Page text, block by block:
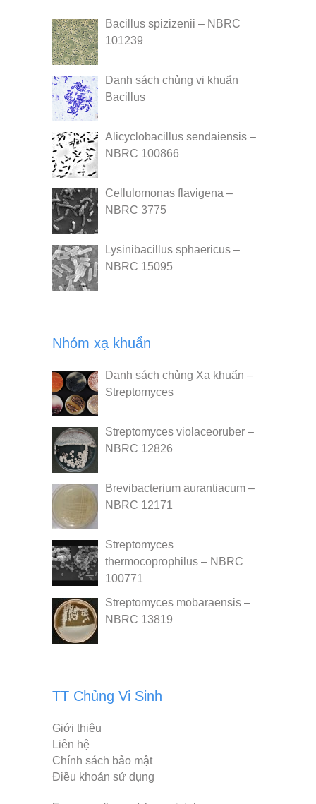
Bacillus spizizenii – NBRC
101239
Danh sách chủng vi khuẩn
Bacillus
Alicyclobacillus sendaiensis –
NBRC 100866
Cellulomonas flavigena –
NBRC 3775
Lysinibacillus sphaericus –
NBRC 15095
Nhóm xạ khuẩn
Danh sách chủng Xạ khuẩn –
Streptomyces
Streptomyces violaceoruber –
NBRC 12826
Brevibacterium aurantiacum –
NBRC 12171
Streptomyces
thermocoprophilus – NBRC
100771
Streptomyces mobaraensis –
NBRC 13819
TT Chủng Vi Sinh
Giới thiệu
Liên hệ
Chính sách bảo mật
Điều khoản sử dụng